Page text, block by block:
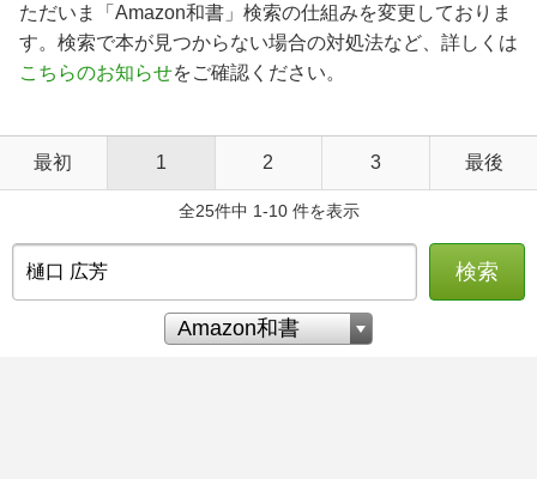
ただいま「Amazon和書」検索の仕組みを変更しておりま
す。検索で本が見つからない場合の対処法など、詳しくは
こちらのお知らせをご確認ください。
最初 1 2 3 最後
全25件中 1-10 件を表示
検索